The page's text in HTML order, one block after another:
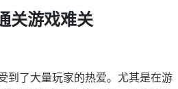
关游戏难关
到了大量玩家的热爱。尤其是在游